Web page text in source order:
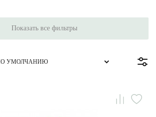
Показать все фильтры